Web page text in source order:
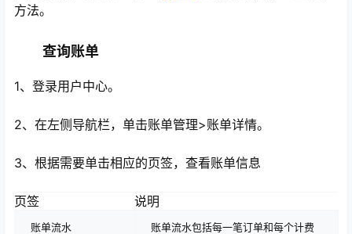
方法。
查询账单
1、登录用户中心。
2、在左侧导航栏，单击账单管理>账单详情。
3、根据需要单击相应的页签，查看账单信息
页签 说明
账单流水
账单流水包括每一笔订单和每个计费